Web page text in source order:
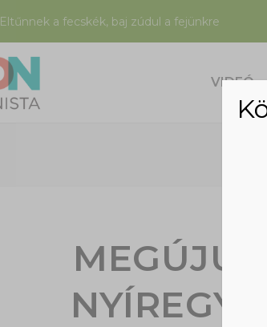
Eltűnnek a fecskék, baj zúdul a fejünkre
VIDEÓ